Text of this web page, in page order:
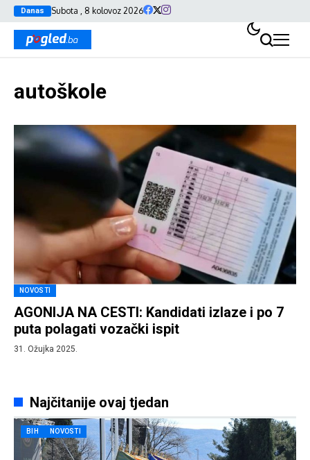
Danas Subota , 8 kolovoz 2026
autoškole
NOVOSTI
AGONIJA NA CESTI: Kandidati izlaze i po 7
puta polagati vozački ispit
31. Ožujka 2025.
Najčitanije ovaj tjedan
BIH NOVOSTI